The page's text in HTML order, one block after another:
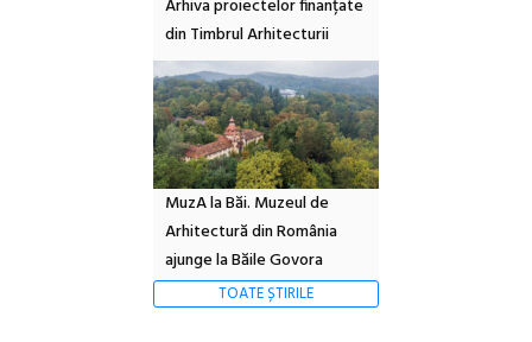
Arhiva proiectelor finanțate
din Timbrul Arhitecturii
MuzA la Băi. Muzeul de
Arhitectură din România
ajunge la Băile Govora
TOATE ȘTIRILE